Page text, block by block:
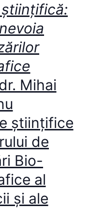
Mihai
științifice
de
Bio-
al
și ale